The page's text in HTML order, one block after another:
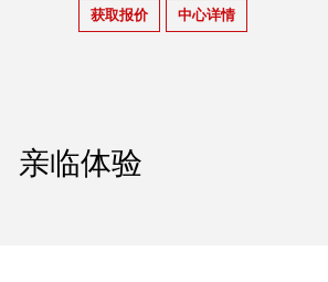
获取报价 中心详情
亲临体验